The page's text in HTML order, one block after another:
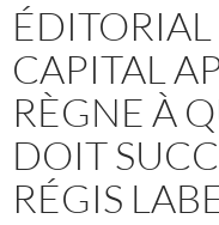
CAPITAL
RÈGNE À
DOIT
RÉGIS